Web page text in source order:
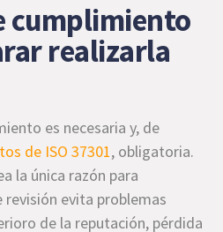
cumplimiento
realizarla
es necesaria y, de
de ISO 37301, obligatoria.
la única razón para
evita problemas
de la reputación, pérdida